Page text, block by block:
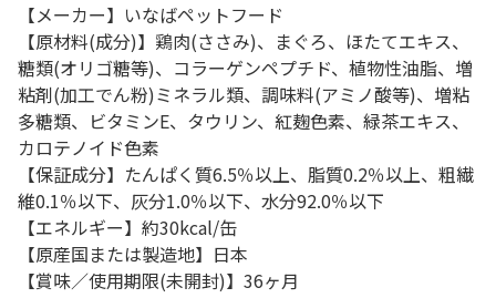
【メーカー】いなばペットフード
【原材料(成分)】鶏肉(ささみ)、まぐろ、ほたてエキス、
糖類(オリゴ糖等)、コラーゲンペプチド、植物性油脂、増
粘剤(加工でん粉)ミネラル類、調味料(アミノ酸等)、増粘
多糖類、ビタミンE、タウリン、紅麹色素、緑茶エキス、
カロテノイド色素
【保証成分】たんぱく質6.5％以上、脂質0.2％以上、粗繊
維0.1％以下、灰分1.0％以下、水分92.0％以下
【エネルギー】約30kcal/缶
【原産国または製造地】日本
【賞味／使用期限(未開封)】36ヶ月